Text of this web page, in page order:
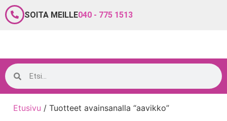
SOITA MEILLE040 - 775 1513
Etusivu / Tuotteet avainsanalla “aavikko”